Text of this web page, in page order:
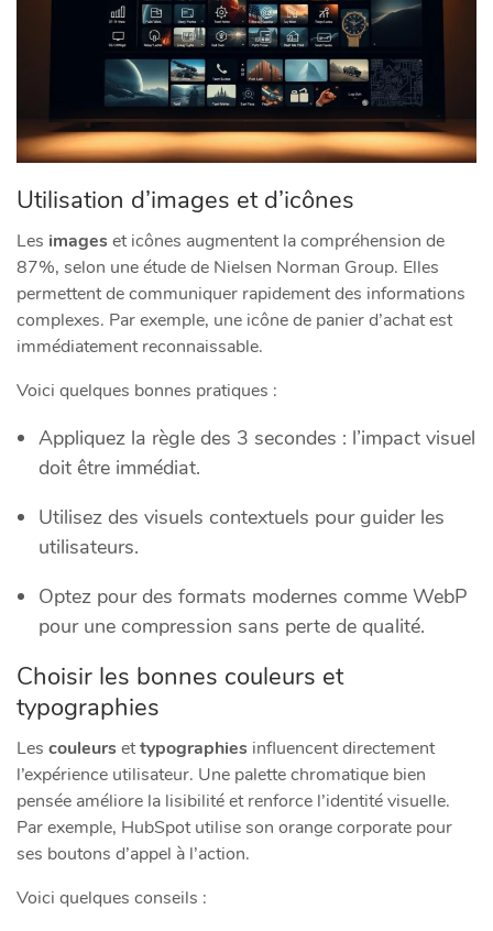
Utilisation d’images et d’icônes
Les imageset icônes augmentent la compréhension de
87%, selon une étude de Nielsen Norman Group. Elles
permettent de communiquer rapidement des informations
complexes. Par exemple, une icône de panier d’achat est
immédiatement reconnaissable.
Voici quelques bonnes pratiques :
Appliquez la règle des 3 secondes : l’impact visuel
doit être immédiat.
Utilisez des visuels contextuels pour guider les
utilisateurs.
Optez pour des formats modernes comme WebP
pour une compression sans perte de qualité.
Choisir les bonnes couleurs et
typographies
Les couleursettypographies influencent directement
l’expérience utilisateur. Une palette chromatique bien
pensée améliore la lisibilité et renforce l’identité visuelle.
Par exemple, HubSpot utilise son orange corporate pour
ses boutons d’appel à l’action.
Voici quelques conseils :